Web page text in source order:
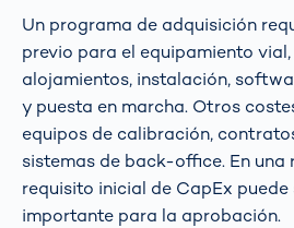
Un programa de adquisición
previo para el equipamiento
alojamientos, instalación,
y puesta en marcha. Otros
equipos de calibración,
sistemas de back-office. En una
requisito inicial de CapEx puede
importante para la aprobación.